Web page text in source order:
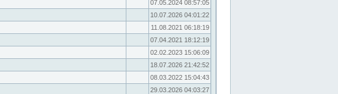
07.05.2024 08:57:05
10.07.2026 04:01:22
11.08.2021 06:18:19
07.04.2021 18:12:19
02.02.2023 15:06:09
18.07.2026 21:42:52
08.03.2022 15:04:43
29.03.2026 04:03:27